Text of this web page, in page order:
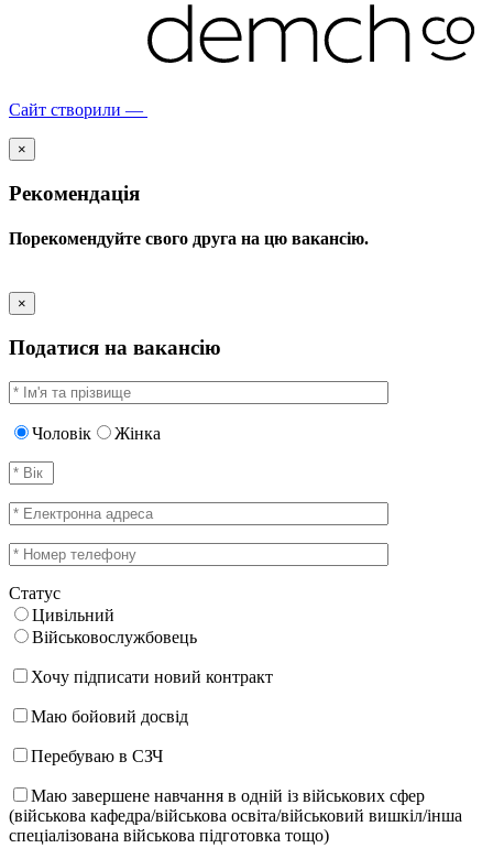
Сайт створили —
×
Рекомендація
Порекомендуйте свого друга на цю вакансію.
×
Податися на вакансію
Чоловік Жінка
Статус
Цивільний
Військовослужбовець
Хочу підписати новий контракт
Маю бойовий досвід
Перебуваю в СЗЧ
Маю завершене навчання в одній із військових сфер
(військова кафедра/військова освіта/військовий вишкіл/інша
спеціалізована військова підготовка тощо)